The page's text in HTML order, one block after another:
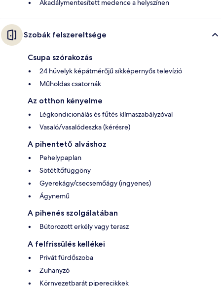
Akadálymentesített medence a helyszínen
Szobák felszereltsége
Csupa szórakozás
24 hüvelyk képátmérőjű síkképernyős televízió
Műholdas csatornák
Az otthon kényelme
Légkondicionálás és fűtés klímaszabályzóval
Vasaló/vasalódeszka (kérésre)
A pihentető alváshoz
Pehelypaplan
Sötétítőfüggöny
Gyerekágy/csecsemőágy (ingyenes)
Ágynemű
A pihenés szolgálatában
Bútorozott erkély vagy terasz
A felfrissülés kellékei
Privát fürdőszoba
Zuhanyzó
Környezetbarát piperecikkek